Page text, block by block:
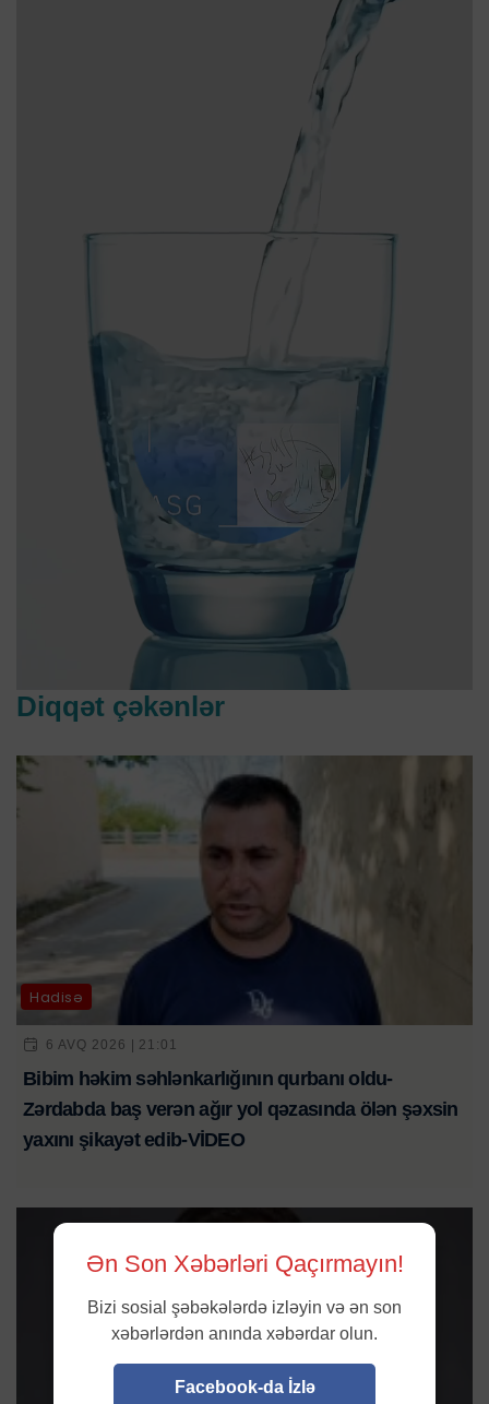
Diqqət çəkənlər
Hadisə
6 AVQ 2026 | 21:01
Bibim həkim səhlənkarlığının qurbanı oldu-
Zərdabda baş verən ağır yol qəzasında ölən şəxsin
yaxını şikayət edib-VİDEO
Ən Son Xəbərləri Qaçırmayın!
Bizi sosial şəbəkələrdə izləyin və ən son
xəbərlərdən anında xəbərdar olun.
Facebook-da İzlə